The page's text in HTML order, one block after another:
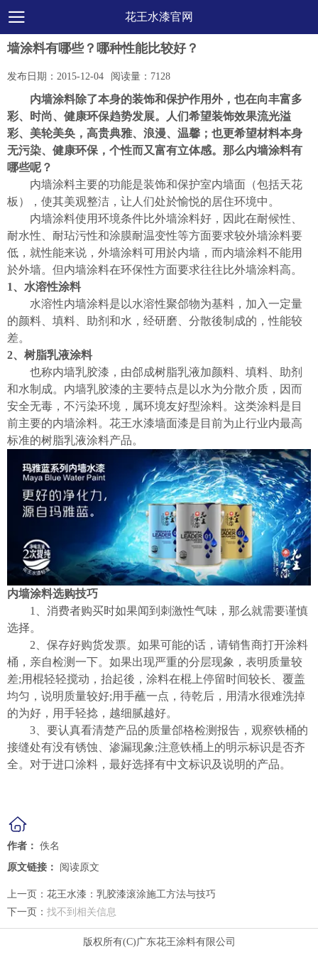
花王水漆官网
墙涂料有哪些？哪种性能比较好？
发布日期： 2015-12-04 阅读量： 7128
内墙涂料除了本身的装饰和保护作用外，也在向丰富多
彩、时尚、健康环保趋势发展。人们希望装饰效果流光溢
彩、美轮美奂，高贵典雅、浪漫、温馨；也更希望材料本身
无污染、健康环保，个性而又富有立体感。那么内墙涂料有
哪些呢？
内墙涂料主要的功能是装饰和保护室内墙面（包括天花
板），使其美观整洁，让人们处於愉悦的居住环境中。
内墙涂料使用环境条件比外墙涂料好，因此在耐候性、
耐水性、耐玷污性和涂膜耐温变性等方面要求较外墙涂料要
低，就性能来说，外墙涂料可用於内墙，而内墙涂料不能用
於外墙。但内墙涂料在环保性方面要求往往比外墙涂料高。
1、水溶性涂料
水溶性内墙涂料是以水溶性聚郃物为基料，加入一定量
的颜料、填料、助剂和水，经研磨、分散後制成的，性能较
差。
2、树脂乳液涂料
也称内墙乳胶漆，由郃成树脂乳液加颜料、填料、助剂
和水制成。内墙乳胶漆的主要特点是以水为分散介质，因而
安全无毒，不污染环境，属环境友好型涂料。这类涂料是目
前主要的内墙涂料。花王水漆墙面漆是目前为止行业内最高
标准的树脂乳液涂料产品。
内墙涂料选购技巧
1、消费者购买时如果闻到刺激性气味，那么就需要谨慎
选择。
2、保存好购货发票。如果可能的话，请销售商打开涂料
桶，亲自检测一下。如果出现严重的分层现象，表明质量较
差;用棍轻轻搅动，抬起後，涂料在棍上停留时间较长、覆盖
均匀，说明质量较好;用手蘸一点，待乾后，用清水很难洗掉
的为好，用手轻捻，越细腻越好。
3、要认真看清楚产品的质量郃格检测报告，观察铁桶的
接缝处有没有锈蚀、渗漏现象;注意铁桶上的明示标识是否齐
全。对于进口涂料，最好选择有中文标识及说明的产品。
作者： 佚名
原文链接：
阅读原文
上一页： 花王水漆：乳胶漆滚涂施工方法与技巧
下一页： 找不到相关信息
版权所有(C)广东花王涂料有限公司